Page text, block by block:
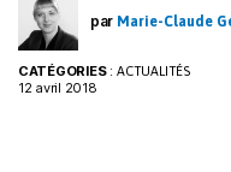
par Marie-Claude
CATÉGORIES: ACTUALITÉS
12 avril 2018